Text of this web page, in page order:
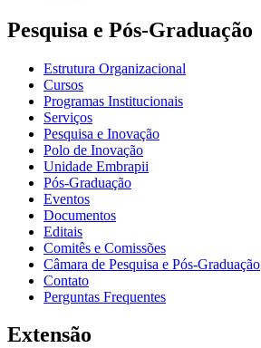
Pesquisa e Pós-Graduação
Estrutura Organizacional
Cursos
Programas Institucionais
Serviços
Pesquisa e Inovação
Polo de Inovação
Unidade Embrapii
Pós-Graduação
Eventos
Documentos
Editais
Comitês e Comissões
Câmara de Pesquisa e Pós-Graduação
Contato
Perguntas Frequentes
Extensão